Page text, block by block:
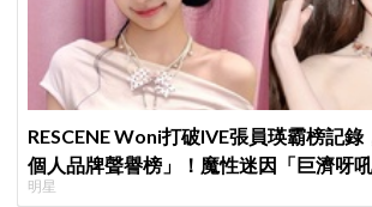
RESCENE Woni打破IVE張員瑛霸榜記
個人品牌聲譽榜」！魔性迷因「巨濟呀
襲Melon第一
明星